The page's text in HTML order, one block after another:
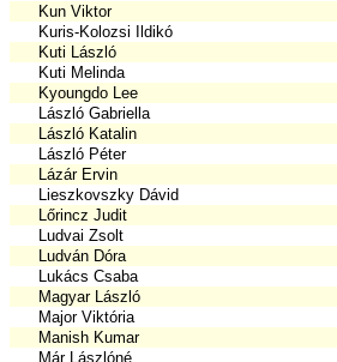
Kun Viktor
Kuris-Kolozsi Ildikó
Kuti László
Kuti Melinda
Kyoungdo Lee
László Gabriella
László Katalin
László Péter
Lázár Ervin
Lieszkovszky Dávid
Lőrincz Judit
Ludvai Zsolt
Ludván Dóra
Lukács Csaba
Magyar László
Major Viktória
Manish Kumar
Már Lászlóné